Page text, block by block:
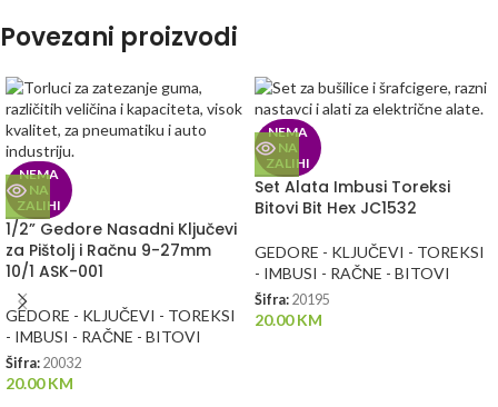
Povezani proizvodi
NEMA
NA
ZALIHI
1/2” Gedore Nasadni Ključevi
za Pištolj i Račnu 9-27mm
10/1 ASK-001
GEDORE - KLJUČEVI - TOREKSI
- IMBUSI - RAČNE - BITOVI
Šifra: 20032
20.00KM
NEMA
NA
ZALIHI
Set Alata Imbusi Toreksi
Bitovi Bit Hex JC1532
GEDORE - KLJUČEVI - TOREKSI
- IMBUSI - RAČNE - BITOVI
Šifra: 20195
20.00KM